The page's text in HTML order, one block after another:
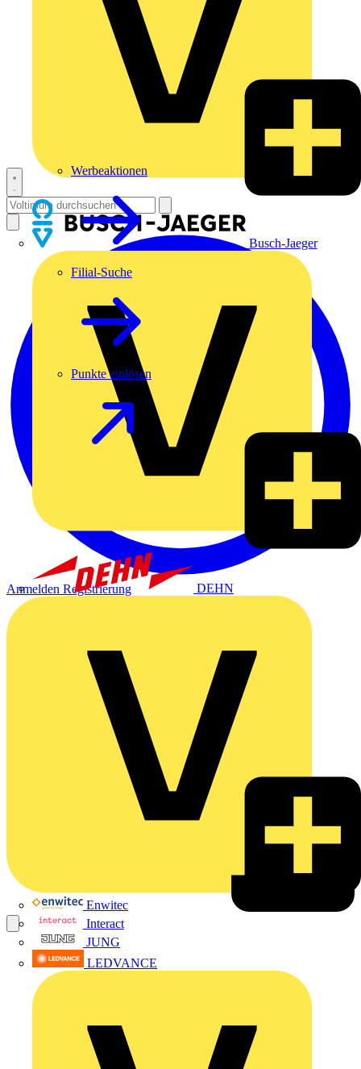
Busch-Jaeger
DEHN
Enwitec
Interact
JUNG
LEDVANCE
Werbeaktionen
Filial-Suche
Punkte einlösen
Anmelden Registrierung